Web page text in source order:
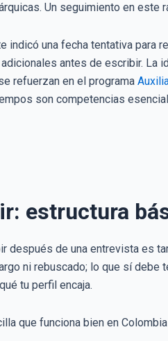
Un seguimiento en
indicó una fecha tentativa para
antes de escribir. La
refuerzan en el programa
son competencias
estructura
después de una entrevista es
ni rebuscado; lo que sí debe
tu perfil encaja.
que funciona bien en